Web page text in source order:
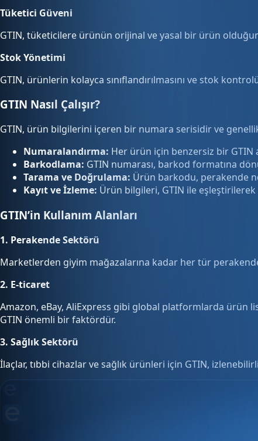
Tüketici Güveni
GTIN, tüketicilere ürünün orijinal ve yasal bir ürün
Stok Yönetimi
GTIN, ürünlerin kolayca sınıflandırılmasını ve stok
GTIN Nasıl Çalışır?
GTIN, ürün bilgilerini içeren bir numara serisidir ve
Numaralandırma: Her ürün için benzersiz bir GTIN
Barkodlama: GTIN numarası, barkod formatına
Tarama ve Doğrulama: Ürün barkodu, perakende
Kayıt ve İzleme: Ürün bilgileri, GTIN ile
GTIN’in Kullanım Alanları
1. Perakende Sektörü
Marketlerden giyim mağazalarına kadar her tür
2. E-ticaret
Amazon, eBay, AliExpress gibi global platformlarda ürün
GTIN önemli bir faktördür.
3. Sağlık Sektörü
İlaçlar, tıbbi cihazlar ve sağlık ürünleri için GTIN,